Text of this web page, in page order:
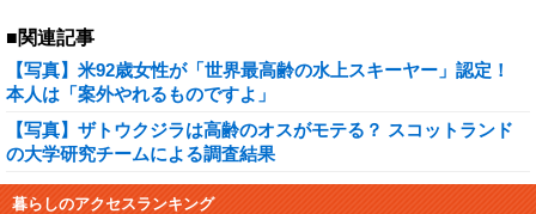
■関連記事
【写真】米92歳女性が「世界最高齢の水上スキーヤー」認定！
本人は「案外やれるものですよ」
【写真】ザトウクジラは高齢のオスがモテる？ スコットランド
の大学研究チームによる調査結果
暮らしのアクセスランキング